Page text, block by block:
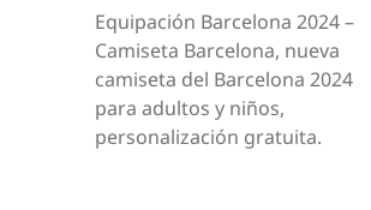
Equipación Barcelona 2024 –
Camiseta Barcelona, nueva
camiseta del Barcelona 2024
para adultos y niños,
personalización gratuita.